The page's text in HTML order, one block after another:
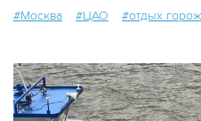
#Москва #ЦАО #отдых